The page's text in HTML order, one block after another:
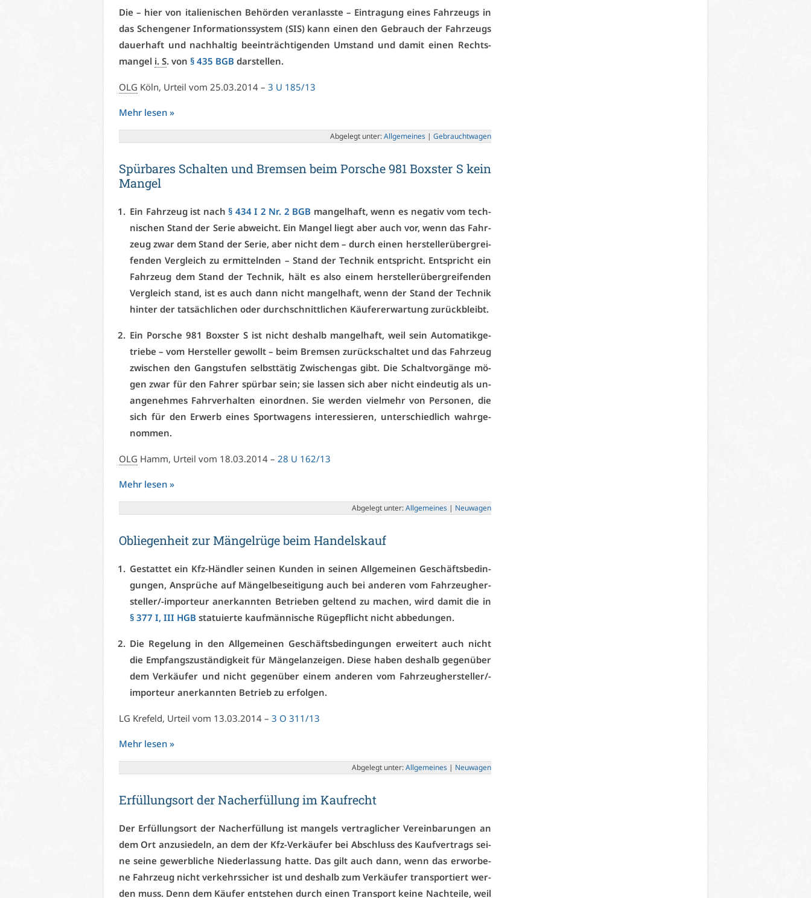
Die – hier von ita­lie­ni­schen Be­hör­den ver­an­lass­te – Ein­tra­gung ei­nes Fahr­zeugs in
das Schen­ge­ner In­for­ma­ti­ons­sys­tem (SIS) kann ei­nen den Ge­brauch der Fahr­zeugs
dau­er­haft und nach­hal­tig be­ein­träch­ti­gen­den Um­stand und da­mit ei­nen Rechts­
man­gel i. S. von § 435 BGB dar­stel­len.
OLG Köln, Ur­teil vom 25.03.2014 – 3 U 185/13
Mehr le­sen »
Ab­ge­legt un­ter:All­ge­mei­nes| Ge­braucht­wa­gen
Spür­ba­res Schal­ten und Brem­sen beim Por­sche 981 Boxs­ter S kein
Man­gel
Ein Fahr­zeug ist nach§ 434 I 2 Nr. 2 BGB man­gel­haft, wenn es ne­ga­tiv vom tech­
ni­schen Stand der Se­rie ab­weicht. Ein Man­gel liegt aber auch vor, wenn das Fahr­
zeug zwar dem Stand der Se­rie, aber nicht dem – durch ei­nen her­stel­ler­über­grei­
fen­den Ver­gleich zu er­mit­teln­den – Stand der Tech­nik ent­spricht. Ent­spricht ein
Fahr­zeug dem Stand der Tech­nik, hält es al­so ei­nem her­stel­ler­über­grei­fen­den
Ver­gleich stand, ist es auch dann nicht man­gel­haft, wenn der Stand der Tech­nik
hin­ter der tat­säch­li­chen oder durch­schnitt­li­chen Käu­fe­rer­war­tung zu­rück­bleibt.
Ein Por­sche 981 Boxs­ter S ist nicht des­halb man­gel­haft, weil sein Au­to­ma­tik­ge­
trie­be – vom Her­stel­ler ge­wollt – beim Brem­sen zu­rück­schal­tet und das Fahr­zeug
zwi­schen den Gang­stu­fen selbst­tä­tig Zwi­schen­gas gibt. Die Schalt­vor­gän­ge mö­
gen zwar für den Fah­rer spür­bar sein; sie las­sen sich aber nicht ein­deu­tig als un­
an­ge­neh­mes Fahr­ver­hal­ten ein­ord­nen. Sie wer­den viel­mehr von Per­so­nen, die
sich für den Er­werb ei­nes Sport­wa­gens in­ter­es­sie­ren, un­ter­schied­lich wahr­ge­
nom­men.
OLG Hamm, Ur­teil vom 18.03.2014 – 28 U 162/13
Mehr le­sen »
Ab­ge­legt un­ter:All­ge­mei­nes| Neu­wa­gen
Ob­lie­gen­heit zur Män­gel­rü­ge beim Han­dels­kauf
Ge­stat­tet ein Kfz-Händ­ler sei­nen Kun­den in sei­nen All­ge­mei­nen Ge­schäfts­be­din­
gun­gen, An­sprü­che auf Män­gel­be­sei­ti­gung auch bei an­de­ren vom Fahr­zeug­her­
stel­ler/-im­por­teur an­er­kann­ten Be­trie­ben gel­tend zu ma­chen, wird da­mit die in
§ 377 I, III HGB sta­tu­ier­te kauf­män­ni­sche Rü­ge­pflicht nicht ab­be­dun­gen.
Die Re­ge­lung in den All­ge­mei­nen Ge­schäfts­be­din­gun­gen er­wei­tert auch nicht
die Emp­fangs­zu­stän­dig­keit für Män­gel­an­zei­gen. Die­se ha­ben des­halb ge­gen­über
dem Ver­käu­fer und nicht ge­gen­über ei­nem an­de­ren vom Fahr­zeug­her­stel­ler/-
im­por­teur an­er­kann­ten Be­trieb zu er­fol­gen.
LG Kre­feld, Ur­teil vom 13.03.2014 – 3 O 311/13
Mehr le­sen »
Ab­ge­legt un­ter:All­ge­mei­nes| Neu­wa­gen
Er­fül­lungs­ort der Nach­er­fül­lung im Kauf­recht
Der Er­fül­lungs­ort der Nach­er­fül­lung ist man­gels ver­trag­li­cher Ver­ein­ba­run­gen an
dem Ort an­zu­sie­deln, an dem der Kfz-Ver­käu­fer bei Ab­schluss des Kauf­ver­trags sei­
ne sei­ne ge­werb­li­che Nie­der­las­sung hat­te. Das gilt auch dann, wenn das er­wor­be­
ne Fahr­zeug nicht ver­kehrs­si­cher ist und des­halb zum Ver­käu­fer trans­por­tiert wer­
den muss. Denn dem Käu­fer ent­ste­hen durch ei­nen Trans­port kei­ne Nach­tei­le, weil